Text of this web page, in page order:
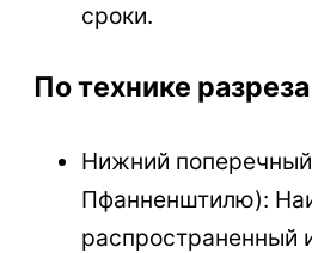
сроки.
По технике
Нижний
Пфанненштилю):
распространенный